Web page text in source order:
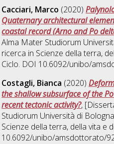
Cacciari, Marco (2020)
Quaternary architectural
coastal record (Arno and Po
Alma Mater Studiorum
ricerca in Scienze della terra,
Ciclo. DOI 10.6092/unibo/
Costagli, Bianca (2020)
the shallow subsurface of the
recent tectonic activity?,
Studiorum Università di
Scienze della terra, della vita e
10.6092/unibo/amsdottorato/